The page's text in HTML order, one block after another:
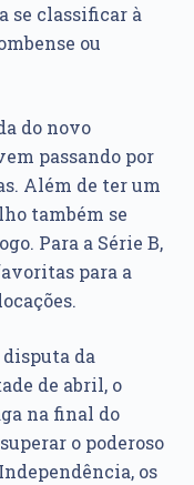
se classificar à
ou
do novo
passando por
Além de ter um
também se
Para a Série B,
para a
da
de abril, o
na final do
o poderoso
os